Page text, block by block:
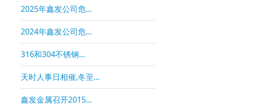
2025年鑫发公司危...
2024年鑫发公司危...
316和304不锈钢...
天时人事日相催,冬至...
鑫发金属召开2015...